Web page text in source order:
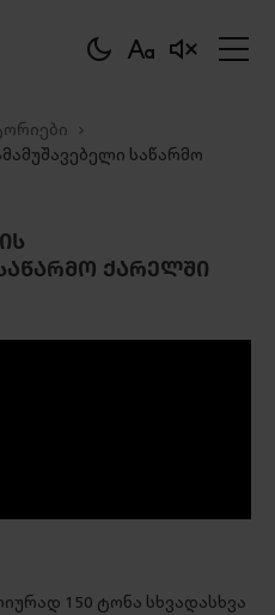
საწარმო
ᲥᲐᲠᲔᲚᲨᲘ
150 ტონა სხვადასხვა